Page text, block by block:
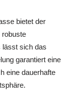
bietet der
robuste
lässt sich das
garantiert eine
eine dauerhafte